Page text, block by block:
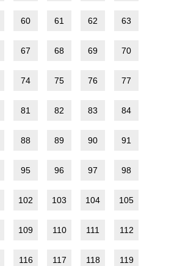
60 61 62 63
67 68 69 70
74 75 76 77
81 82 83 84
88 89 90 91
95 96 97 98
102 103 104 105
109 110 111 112
116 117 118 119